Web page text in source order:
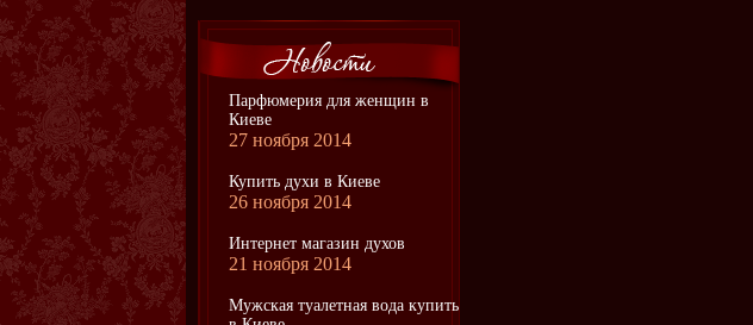
Парфюмерия для женщин в
Киеве
27 ноября 2014
Купить духи в Киеве
26 ноября 2014
Интернет магазин духов
21 ноября 2014
Мужская туалетная вода купить